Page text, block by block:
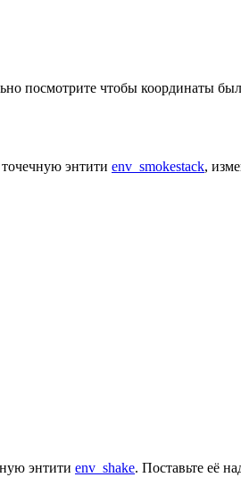
посмотрите чтобы координаты
энтити env_smokestack,
энтити env_shake. Поставьте её